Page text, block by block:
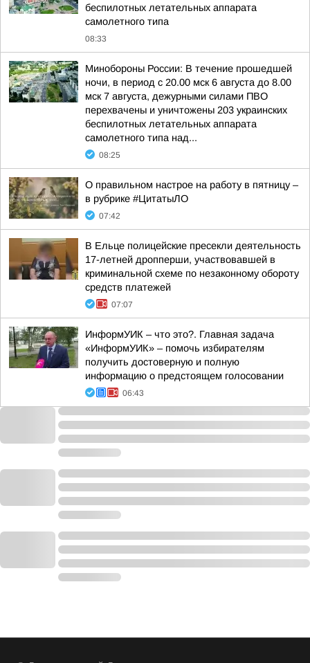
беспилотных летательных аппарата
самолетного типа
08:33
Минобороны России: В течение прошедшей
ночи, в период с 20.00 мск 6 августа до 8.00
мск 7 августа, дежурными силами ПВО
перехвачены и уничтожены 203 украинских
беспилотных летательных аппарата
самолетного типа над...
08:25
О правильном настрое на работу в пятницу –
в рубрике #ЦитатыЛО
07:42
В Ельце полицейские пресекли деятельность
17-летней дропперши, участвовавшей в
криминальной схеме по незаконному обороту
средств платежей
07:07
ИнформУИК – что это?. Главная задача
«ИнформУИК» – помочь избирателям
получить достоверную и полную
информацию о предстоящем голосовании
06:43